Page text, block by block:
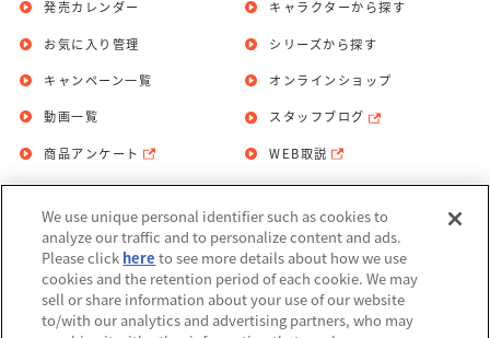
発売カレンダー
お気に入り管理
キャラクターから探す
シリーズから探す
キャンペーン一覧
動画一覧
商品アンケート
オンラインショップ
スタッフブログ
WEB取説
お問い合わせ 個人情報保護方針
利用規約
Do Not Sell or Share My Personal
Information
We use unique personal identifier such as cookies to
analyze our traffic and to personalize content and ads.
Please click here to see more details about how we use
cookies and the retention period of each cookie. We may
sell or share information about your use of our website
to/with our analytics and advertising partners, who may